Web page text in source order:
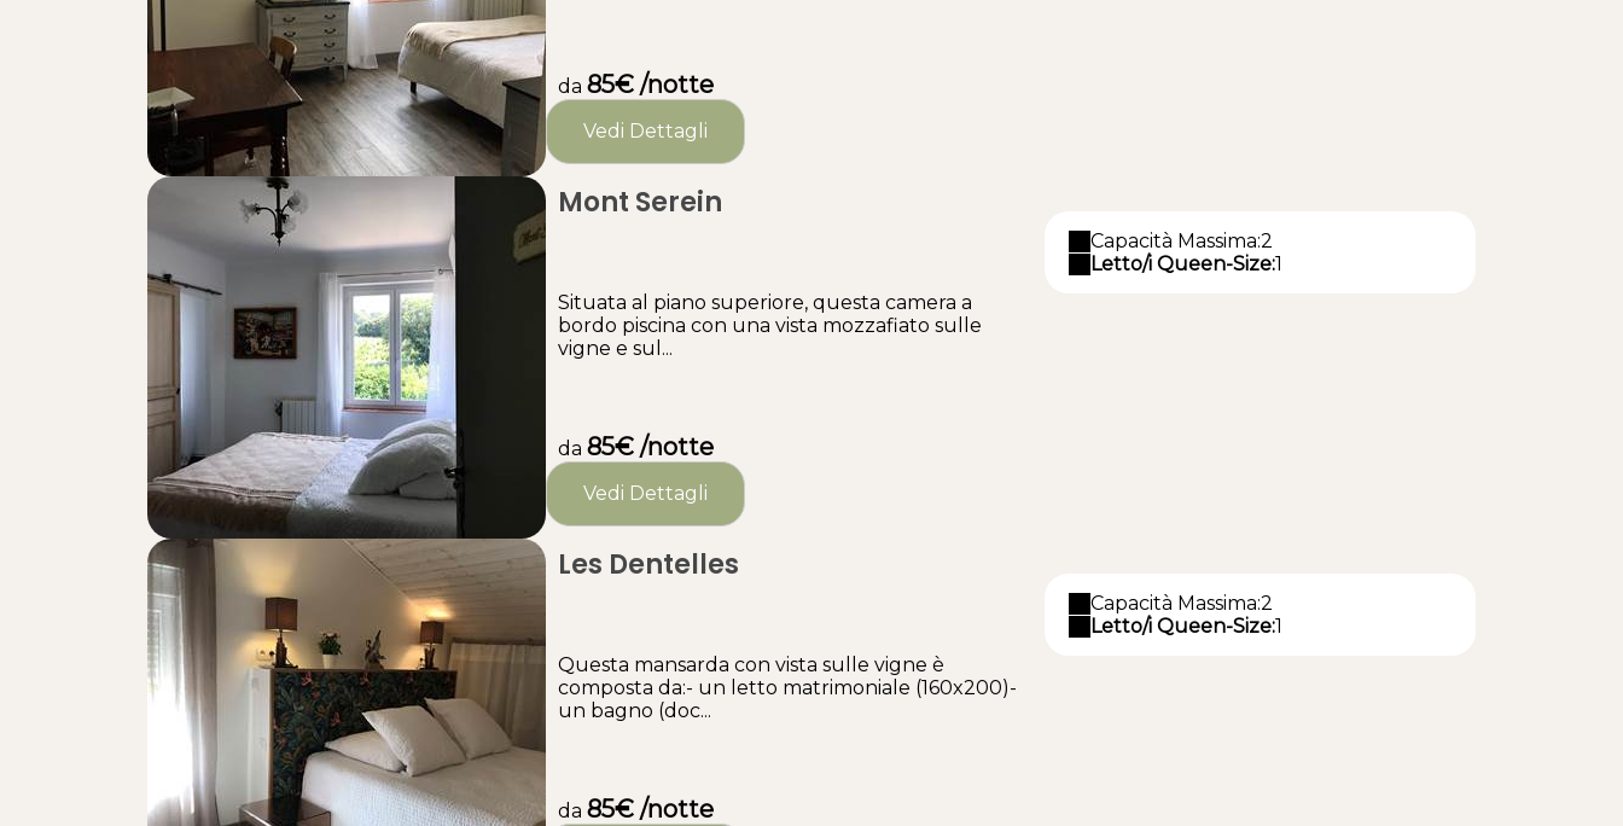
da 85€ /notte
Vedi Dettagli
Mont Serein
Situata al piano superiore, questa camera a
bordo piscina con una vista mozzafiato sulle
vigne e sul...
da 85€ /notte
Vedi Dettagli
Capacità Massima:2
Letto/i Queen-Size:1
Les Dentelles
Questa mansarda con vista sulle vigne è
composta da:- un letto matrimoniale (160x200)-
un bagno (doc...
da 85€ /notte
Capacità Massima:2
Letto/i Queen-Size:1